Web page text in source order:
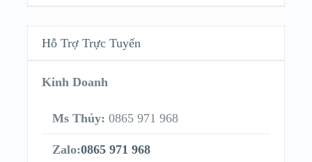
Hỗ Trợ Trực Tuyến
Kinh Doanh
Ms Thủy: 0865 971 968
Zalo:0865 971 968